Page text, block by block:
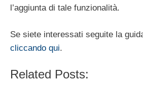
l’aggiunta di tale funzionalità.
Se siete interessati seguite la
cliccando qui.
Related Posts: